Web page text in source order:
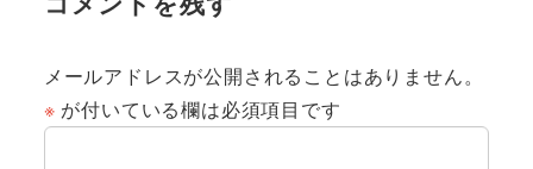
メールアドレスが公開されることはありません。
※ が付いている欄は必須項目です